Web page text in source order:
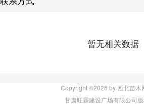
暂无相关数据
Copyright ©2026 by 西北苗木
甘肃旺霖建设广场有限公司